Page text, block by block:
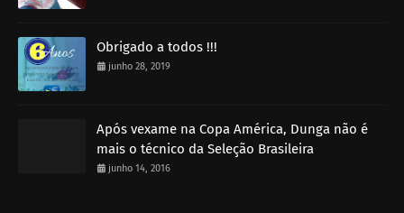
Obrigado a todos !!!
junho 28, 2019
Após vexame na Copa América, Dunga não é
mais o técnico da Seleção Brasileira
junho 14, 2016